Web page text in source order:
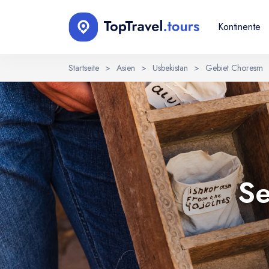
Kontinente
Startseite > Asien > Usbekistan > Gebiet Choresm
Sprache wählen
EN
English
RU
Русский